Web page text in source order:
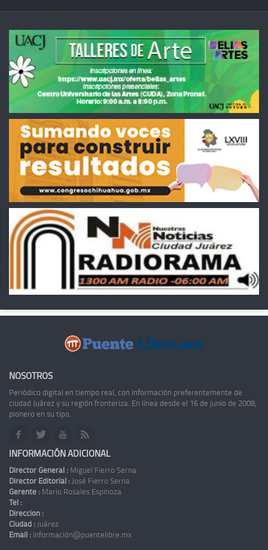
NOSOTROS
Periódico digital en tiempo real, con información preferentemente de
ciudad Juárez y su región fronteriza. En línea desde el 16 de junio de 2008,
pionero en su tipo.
INFORMACIÓN ADICIONAL
Director General : Miguel Fierro Serna
Director Editorial : José Fierro Serna
Gerente : Mario Rosales Espinoza
Tel :
Dirección :
Ciudad : Juárez
Email : información@puentelibre.mx